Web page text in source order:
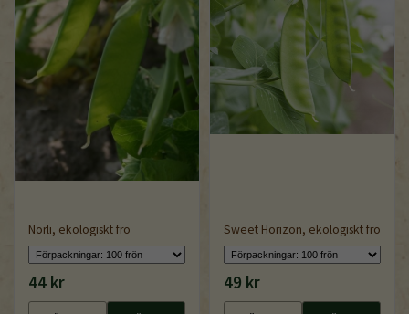
Norli, ekologiskt frö
44 kr
Sweet Horizon, ekologiskt frö
49 kr